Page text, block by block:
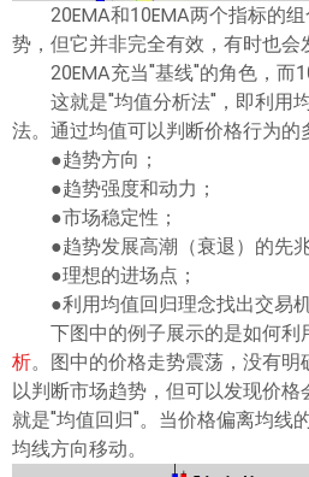
20EMA和10EMA两个指标的
势，但它并非完全有效，有时也会
20EMA充当"基线"的角色，而
这就是"均值分析法"，即利用
法。通过均值可以判断价格行为的
●趋势方向；
●趋势强度和动力；
●市场稳定性；
●趋势发展高潮（衰退）的先
●理想的进场点；
●利用均值回归理念找出交易机
下图中的例子展示的是如何利
析。图中的价格走势震荡，没有
以判断市场趋势，但可以发现价
就是"均值回归"。当价格偏离均线
均线方向移动。